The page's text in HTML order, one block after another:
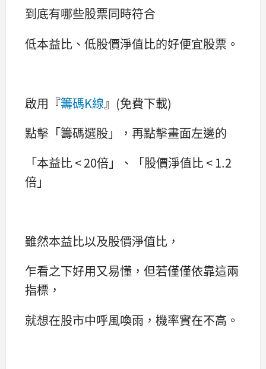
到底有哪些股票同時符合
低本益比、低股價淨值比的好便宜股票。
啟用『籌碼K線』(免費下載)
點擊「籌碼選股」，再點擊畫面左邊的
「本益比 < 20倍」、「股價淨值比 < 1.2
倍」
雖然本益比以及股價淨值比，
乍看之下好用又易懂，但若僅僅依靠這兩
指標，
就想在股市中呼風喚雨，機率實在不高。